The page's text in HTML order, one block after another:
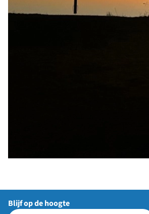
Blijf op de hoogte